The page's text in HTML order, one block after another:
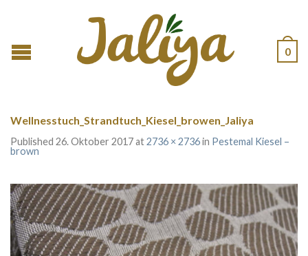
0
Wellnesstuch_Strandtuch_Kiesel_browen_Jaliya
Published 26. Oktober 2017at2736 × 2736in Pestemal Kiesel –
brown